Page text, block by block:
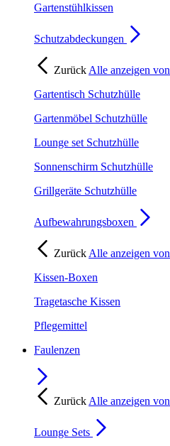
Gartenstühlkissen
Schutzabdeckungen
Zurück Alle anzeigen von
Gartentisch Schutzhülle
Gartenmöbel Schutzhülle
Lounge set Schutzhülle
Sonnenschirm Schutzhülle
Grillgeräte Schutzhülle
Aufbewahrungsboxen
Zurück Alle anzeigen von
Kissen-Boxen
Tragetasche Kissen
Pflegemittel
Faulenzen
Zurück Alle anzeigen von
Lounge Sets